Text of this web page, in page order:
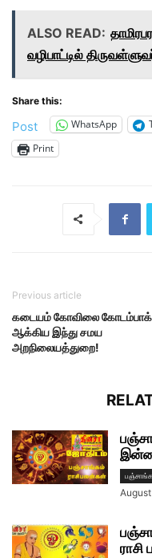
ALSO READ:
வழிபாட்டில்
Share this:
Post WhatsApp
Print
Previous article
கடையம் கோவிலை
ஆக்கிய இந்து சமய
அறநிலையத்துறை!